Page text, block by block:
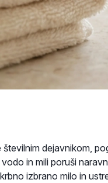
dejavnikom,
in mili poruši
izbrano milo in